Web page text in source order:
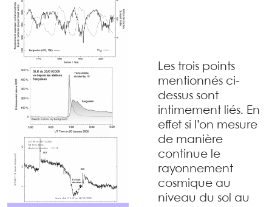
Les trois points
mentionnés ci-
dessus sont
intimement liés. En
effet si l’on mesure
de manière
continue le
rayonnement
cosmique au
niveau du sol au